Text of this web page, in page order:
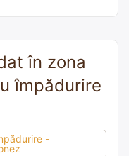
în zona
împădurire
-